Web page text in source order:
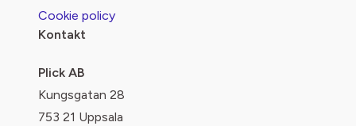
Cookie policy
Kontakt
Plick AB
Kungsgatan 28
753 21 Uppsala